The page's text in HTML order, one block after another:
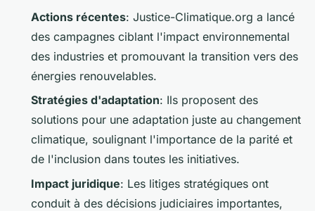
Actions récentes: Justice-Climatique.org a lancé
des campagnes ciblant l'impact environnemental
des industries et promouvant la transition vers des
énergies renouvelables.
Stratégies d'adaptation: Ils proposent des
solutions pour une adaptation juste au changement
climatique, soulignant l'importance de la parité et
de l'inclusion dans toutes les initiatives.
Impact juridique: Les litiges stratégiques ont
conduit à des décisions judiciaires importantes,